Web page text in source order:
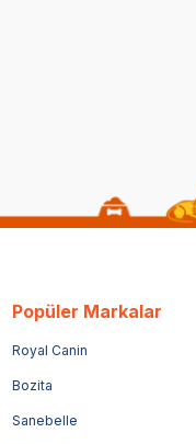
Popüler Markalar
Royal Canin
Bozita
Sanebelle